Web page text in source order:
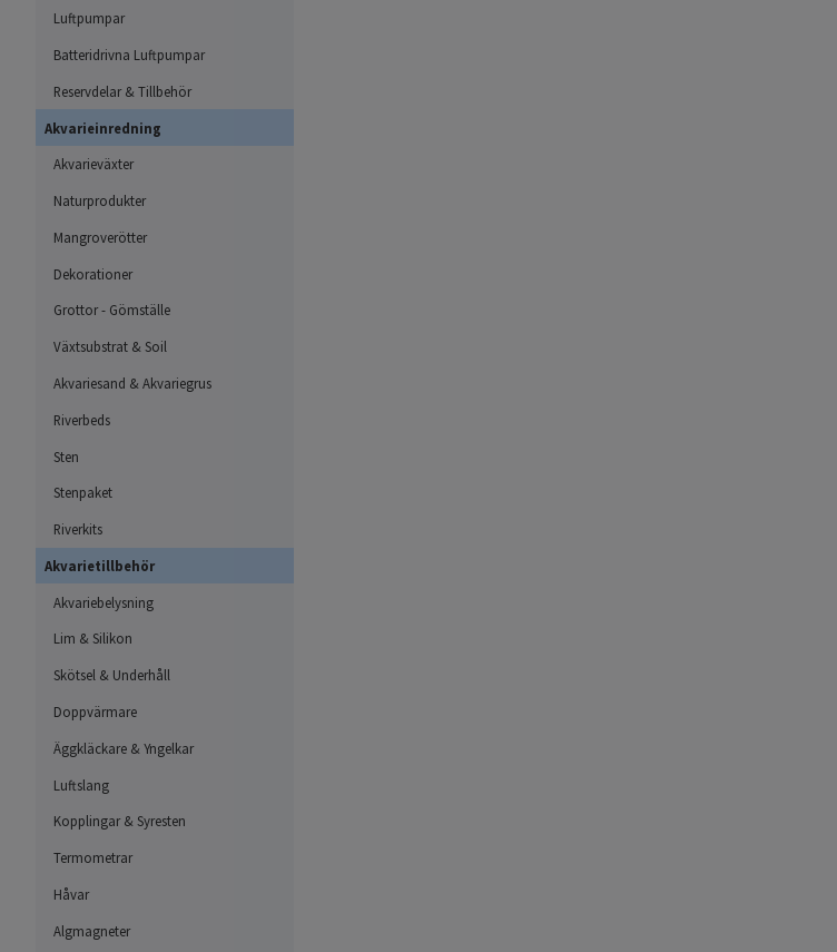
Luftpumpar
Batteridrivna Luftpumpar
Reservdelar & Tillbehör
Akvarieinredning
Akvarieväxter
Naturprodukter
Mangroverötter
Dekorationer
Grottor - Gömställe
Växtsubstrat & Soil
Akvariesand & Akvariegrus
Riverbeds
Sten
Stenpaket
Riverkits
Akvarietillbehör
Akvariebelysning
Lim & Silikon
Skötsel & Underhåll
Doppvärmare
Äggkläckare & Yngelkar
Luftslang
Kopplingar & Syresten
Termometrar
Håvar
Algmagneter